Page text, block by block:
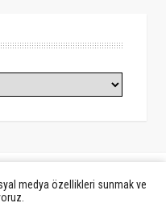
medya özellikleri sunmak ve